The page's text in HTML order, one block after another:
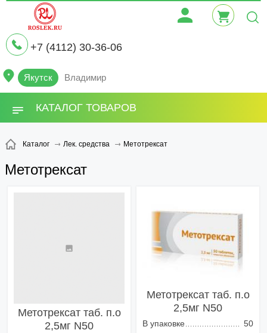
+7 (4112) 30-36-06
Якутск Владимир
КАТАЛОГ ТОВАРОВ
Каталог Лек. средства Метотрексат
Метотрексат
Метотрексат таб. п.о
2,5мг N50
Метотрексат таб. п.о
2,5мг N50
В упаковке
50